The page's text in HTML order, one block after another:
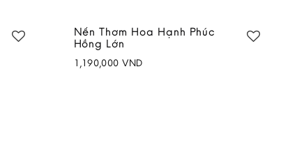
Nến Thơm Hoa Hạnh Phúc
Hồng Lớn
1,190,000 VND